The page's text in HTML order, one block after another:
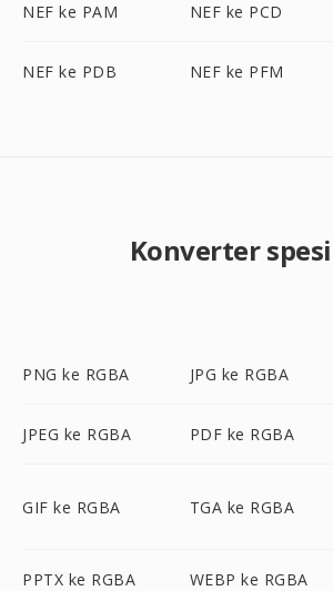
NEF ke PAM NEF ke PCD
NEF ke PDB NEF ke PFM
Konverter
PNG ke RGBA JPG ke RGBA
JPEG ke RGBA PDF ke RGBA
GIF ke RGBA TGA ke RGBA
PPTX ke RGBA WEBP ke RGBA